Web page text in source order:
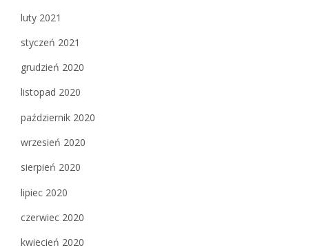
luty 2021
styczeń 2021
grudzień 2020
listopad 2020
październik 2020
wrzesień 2020
sierpień 2020
lipiec 2020
czerwiec 2020
kwiecień 2020